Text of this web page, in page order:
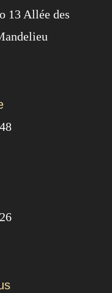
13 Allée des